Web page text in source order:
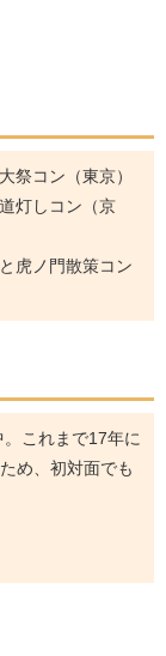
祭コン（東京）
灯しコン（京
虎ノ門散策コン
これまで17年に
め、初対面でも